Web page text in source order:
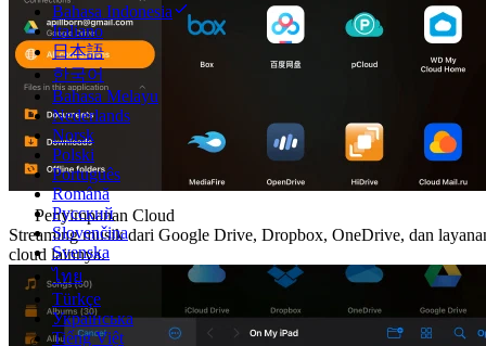
Bahasa Indonesia
Italiano
日本語
한국어
Bahasa Melayu
Nederlands
Norsk
Polski
Português
Română
Русский
Slovenčina
Svenska
ไทย
Türkçe
Українська
Tiếng Việt
Penyimpanan Cloud
Streaming musik dari Google Drive, Dropbox, OneDrive, dan
cloud lainnya.